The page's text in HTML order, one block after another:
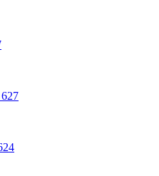
627